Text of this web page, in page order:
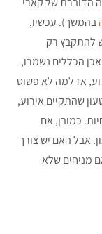
בהמשך). עכשיו,
להתקבץ רק
הכללים נשמרו,
אז למה לא פשוט
שהתקיים אירוע,
כמובן, אם
אבל האם יש צורך
מניחים שלא